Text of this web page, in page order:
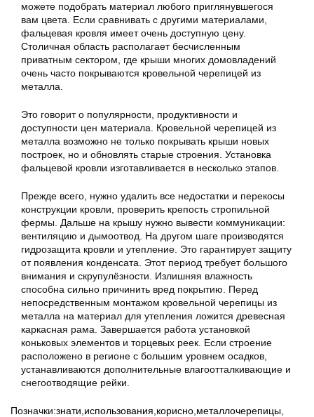
можете подобрать материал любого приглянувшегося
вам цвета. Если сравнивать с другими материалами,
фальцевая кровля имеет очень доступную цену.
Столичная область располагает бесчисленным
приватным сектором, где крыши многих домовладений
очень часто покрываются кровельной черепицей из
металла.
Это говорит о популярности, продуктивности и
доступности цен материала. Кровельной черепицей из
металла возможно не только покрывать крыши новых
построек, но и обновлять старые строения. Установка
фальцевой кровли изготавливается в несколько этапов.
Прежде всего, нужно удалить все недостатки и перекосы
конструкции кровли, проверить крепость стропильной
фермы. Дальше на крышу нужно вывести коммуникации:
вентиляцию и дымоотвод. На другом шаге производятся
гидрозащита кровли и утепление. Это гарантирует защиту
от появления конденсата. Этот период требует большого
внимания и скрупулёзности. Излишняя влажность
способна сильно причинить вред покрытию. Перед
непосредственным монтажом кровельной черепицы из
металла на материал для утепления ложится древесная
каркасная рама. Завершается работа установкой
коньковых элементов и торцевых реек. Если строение
расположено в регионе с большим уровнем осадков,
устанавливаются дополнительные влагоотталкивающие и
снегоотводящие рейки.
Позначки:знати использования корисно металлочерепицы